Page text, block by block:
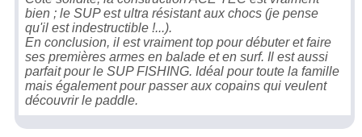
bien ; le SUP est ultra résistant aux chocs (je pense
qu'il est indestructible !...).
En conclusion, il est vraiment top pour débuter et faire
ses premières armes en balade et en surf. Il est aussi
parfait pour le SUP FISHING. Idéal pour toute la famille
mais également pour passer aux copains qui veulent
découvrir le paddle.